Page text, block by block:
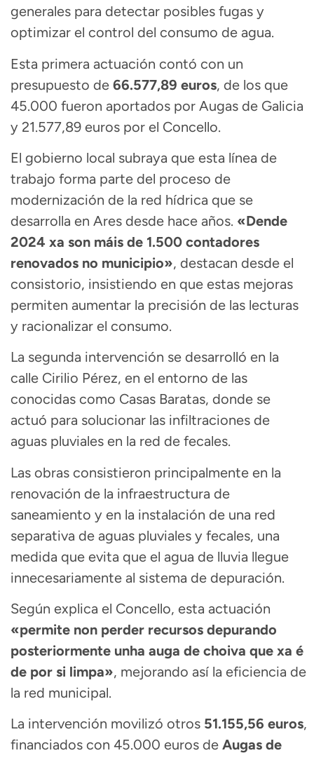
generales para detectar posibles fugas y
optimizar el control del consumo de agua.
Esta primera actuación contó con un
presupuesto de 66.577,89 euros, de los que
45.000 fueron aportados por Augas de Galicia
y 21.577,89 euros por el Concello.
El gobierno local subraya que esta línea de
trabajo forma parte del proceso de
modernización de la red hídrica que se
desarrolla en Ares desde hace años. «Dende
2024 xa son máis de 1.500 contadores
renovados no municipio», destacan desde el
consistorio, insistiendo en que estas mejoras
permiten aumentar la precisión de las lecturas
y racionalizar el consumo.
La segunda intervención se desarrolló en la
calle Cirilio Pérez, en el entorno de las
conocidas como Casas Baratas, donde se
actuó para solucionar las infiltraciones de
aguas pluviales en la red de fecales.
Las obras consistieron principalmente en la
renovación de la infraestructura de
saneamiento y en la instalación de una red
separativa de aguas pluviales y fecales, una
medida que evita que el agua de lluvia llegue
innecesariamente al sistema de depuración.
Según explica el Concello, esta actuación
«permite non perder recursos depurando
posteriormente unha auga de choiva que xa é
de por si limpa», mejorando así la eficiencia de
la red municipal.
La intervención movilizó otros 51.155,56 euros,
financiados con 45.000 euros de Augas de